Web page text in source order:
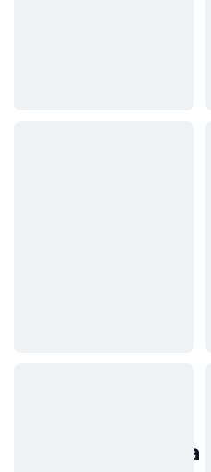
Populárne aktíva